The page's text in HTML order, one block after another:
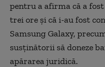
pentru a afirma că a
trei ore și că i-au fost
Samsung Galaxy,
susținătorii să doneze
apărarea juridică.